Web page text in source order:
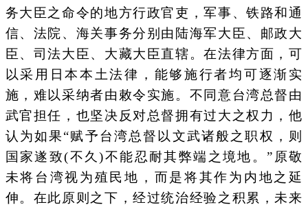
务大臣之命令的地方行政官吏，军事、铁路和通
信、法院、海关事务分别由陆海军大臣、邮政大
臣、司法大臣、大藏大臣直辖。在法律方面，可
以采用日本本土法律，能够施行者均可逐渐实
施，难以采纳者由敕令实施。不同意台湾总督由
武官担任，也坚决反对总督拥有过大之权力，他
认为如果“赋予台湾总督以文武诸般之职权，则
国家遂致(不久)不能忍耐其弊端之境地。”原敬
未将台湾视为殖民地，而是将其作为内地之延
伸。在此原则之下，经过统治经验之积累，未来